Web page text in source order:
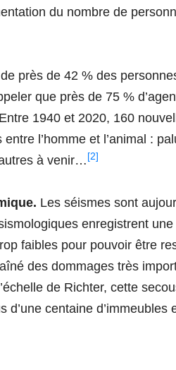
du nombre de
près de 42 % des
que près de 75 %
1940 et 2020, 160
l’homme et l’animal :
à venir… [2]
Les séismes sont
enregistrent
faibles pour pouvoir être
des dommages très
de Richter, cette
centaine d’immeubles